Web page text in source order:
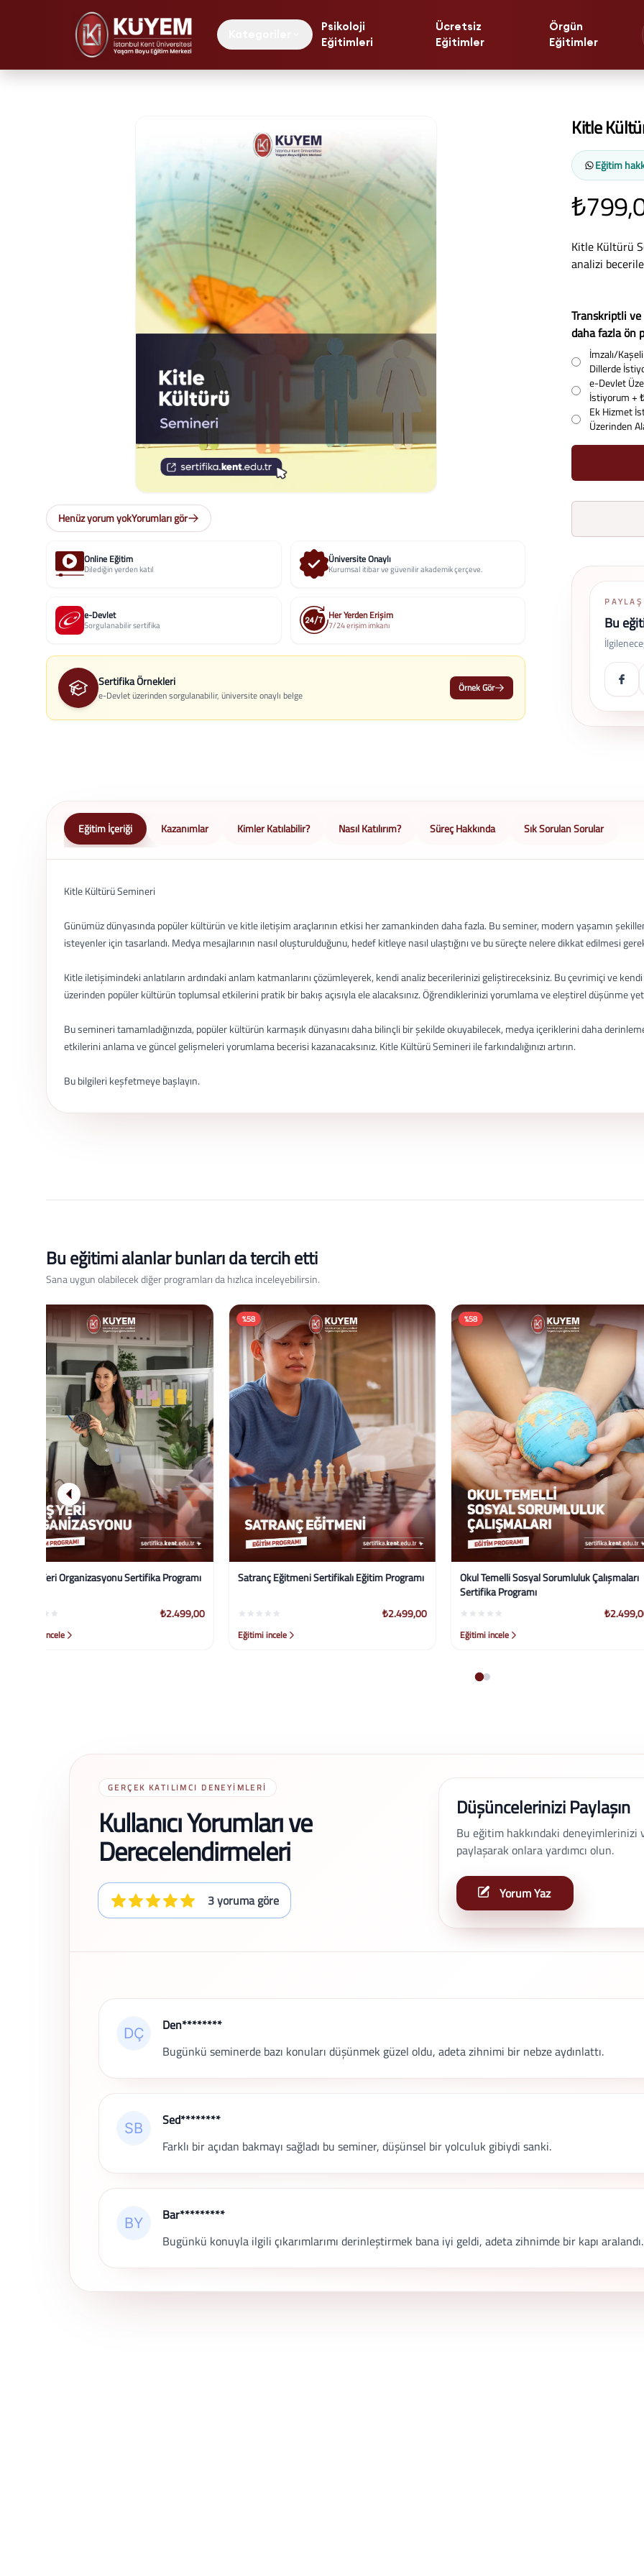
Psikoloji
Eğitimleri
Ücretsiz
Eğitimler
Örgün
Eğitimler
Henüz yorum yokYorumları gör
Online Eğitim
Dilediğin yerden katıl
Üniversite Onaylı
Kurumsal itibar ve güvenilir akademik çerçeve.
e-Devlet
Sorgulanabilir sertifika
Her Yerden Erişim
7/24 erişim imkanı
Sertifika Örnekleri
e-Devlet üzerinden sorgulanabilir, üniversite onaylı belge
Örnek Gör
Kitle
Eğitim
Kitle Kültürü
analizi
Transkriptli ve
daha fazla ön
İmzalı/
Dillerde
e-Devlet
İstiyorum+
Ek Hizmet
Üzerinden
PAYLAŞ
Bu
Eğitim İçeriği Kazanımlar Kimler Katılabilir? Nasıl Katılırım? Süreç Hakkında Sık Sorulan Sorular
Kitle Kültürü Semineri
Günümüz dünyasında popüler kültürün ve kitle iletişim araçlarının etkisi her zamankinden daha fazla. Bu seminer, modern yaşamın
isteyenler için tasarlandı. Medya mesajlarının nasıl oluşturulduğunu, hedef kitleye nasıl ulaştığını ve bu süreçte nelere dikkat edilmesi
Kitle iletişimindeki anlatıların ardındaki anlam katmanlarını çözümleyerek, kendi analiz becerilerinizi geliştireceksiniz. Bu çevrimiçi ve
üzerinden popüler kültürün toplumsal etkilerini pratik bir bakış açısıyla ele alacaksınız. Öğrendiklerinizi yorumlama ve eleştirel düşünme
Bu semineri tamamladığınızda, popüler kültürün karmaşık dünyasını daha bilinçli bir şekilde okuyabilecek, medya içeriklerini daha
etkilerini anlama ve güncel gelişmeleri yorumlama becerisi kazanacaksınız. Kitle Kültürü Semineri ile farkındalığınızı artırın.
Bu bilgileri keşfetmeye başlayın.
Bu eğitimi alanlar bunları da tercih etti
Sana uygun olabilecek diğer programları da hızlıca inceleyebilirsin.
%58
Satranç Eğitmeni Sertifikalı Eğitim Programı
₺2.499,00
Eğitimi incele
%58
Okul Temelli Sosyal Sorumluluk Çalışmaları
₺2.499,00
Eğitimi incele
%58
Temel Psikolojik Danışmanlık
Sertifika Programı
Eğitimi incele
GERÇEK KATILIMCI DENEYIMLERI
Kullanıcı Yorumları ve
Derecelendirmeleri
3 yoruma göre
Düşüncelerinizi Paylaşın
Bu eğitim hakkındaki deneyimlerinizi
paylaşarak onlara yardımcı olun.
Yorum Yaz
Son Yorumlar
Den********
Bugünkü seminerde bazı konuları düşünmek güzel oldu, adeta zihnimi bir nebze aydınlattı.
Sed********
Farklı bir açıdan bakmayı sağladı bu seminer, düşünsel bir yolculuk gibiydi sanki.
Bar*********
Bugünkü konuyla ilgili çıkarımlarımı derinleştirmek bana iyi geldi, adeta zihnimde bir kapı aralandı.